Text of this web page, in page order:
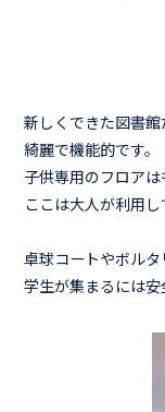
新しくできた図書館
綺麗で機能的です。
子供専用のフロアは
ここは大人が利用し
卓球コートやボルタ
学生が集まるには安